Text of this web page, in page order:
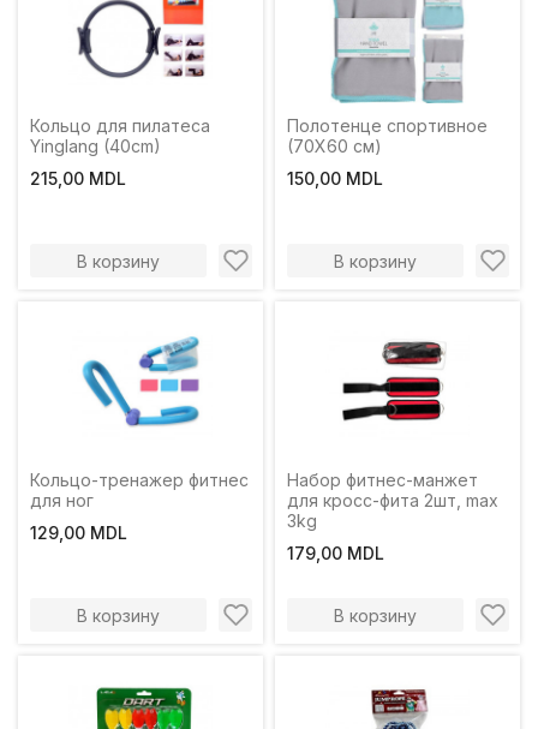
Кольцо для пилатеса
Yinglang (40cm)
215,00 MDL
В корзину
Полотенце спортивное
(70X60 см)
150,00 MDL
В корзину
Кольцо-тренажер фитнес
для ног
129,00 MDL
В корзину
Набор фитнес-манжет
для кросс-фита 2шт, max
3kg
179,00 MDL
В корзину